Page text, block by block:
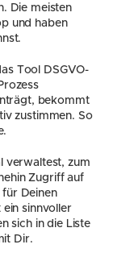
Die meisten
und haben
Tool DSGVO-
bekommt
zustimmen. So
verwaltest, zum
Zugriff auf
für Deinen
sinnvoller
sich in die Liste
Dir.